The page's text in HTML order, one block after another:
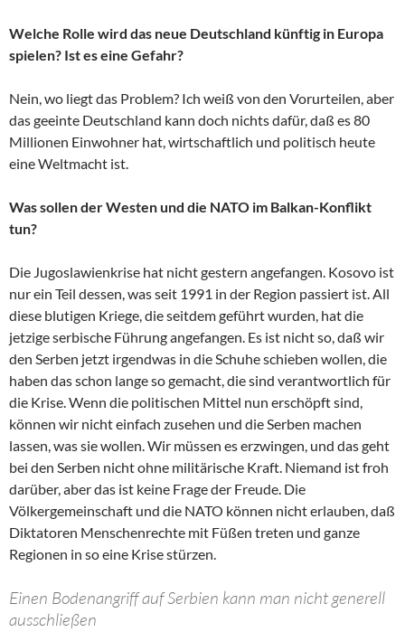
Welche Rolle wird das neue Deutschland künftig in Europa
spielen? Ist es eine Gefahr?
Nein, wo liegt das Problem? Ich weiß von den Vorurteilen, aber
das geeinte Deutschland kann doch nichts dafür, daß es 80
Millionen Einwohner hat, wirtschaftlich und politisch heute
eine Weltmacht ist.
Was sollen der Westen und die NATO im Balkan-Konflikt
tun?
Die Jugoslawienkrise hat nicht gestern angefangen. Kosovo ist
nur ein Teil dessen, was seit 1991 in der Region passiert ist. All
diese blutigen Kriege, die seitdem geführt wurden, hat die
jetzige serbische Führung angefangen. Es ist nicht so, daß wir
den Serben jetzt irgendwas in die Schuhe schieben wollen, die
haben das schon lange so gemacht, die sind verantwortlich für
die Krise. Wenn die politischen Mittel nun erschöpft sind,
können wir nicht einfach zusehen und die Serben machen
lassen, was sie wollen. Wir müssen es erzwingen, und das geht
bei den Serben nicht ohne militärische Kraft. Niemand ist froh
darüber, aber das ist keine Frage der Freude. Die
Völkergemeinschaft und die NATO können nicht erlauben, daß
Diktatoren Menschenrechte mit Füßen treten und ganze
Regionen in so eine Krise stürzen.
Einen Bodenangriff auf Serbien kann man nicht generell
ausschließen